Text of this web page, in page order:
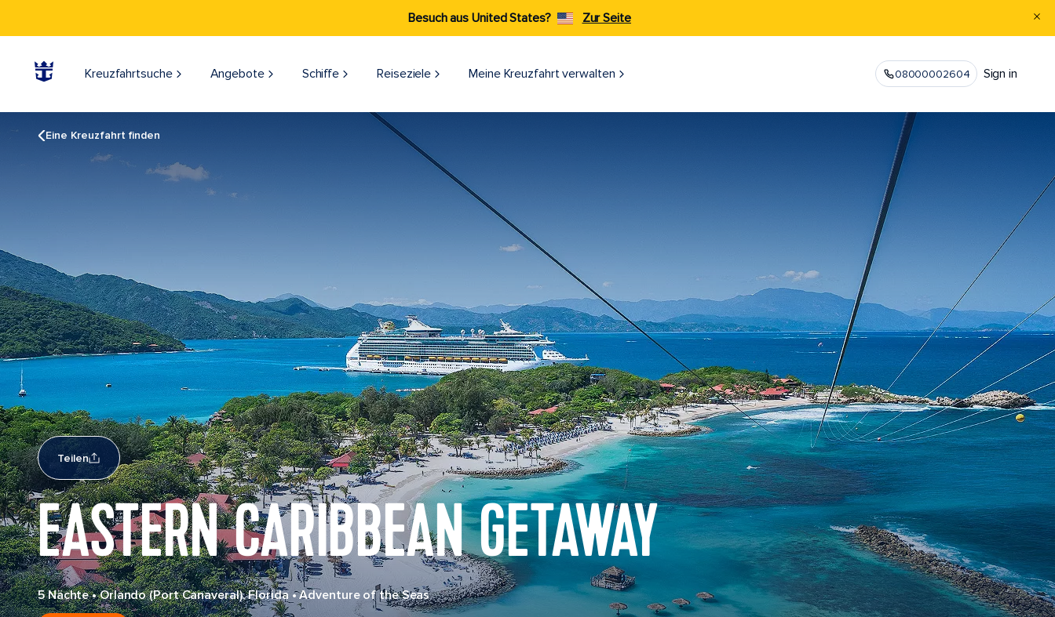
Besuch aus United States? Zur Seite
Kreuzfahrtsuche Angebote Schiffe Reiseziele​ Meine Kreuzfahrt verwalten 08000002604 Sign in
Eine Kreuzfahrt finden
Teilen
EASTERN CARIBBEAN GETAWAY
5 Nächte•Orlando (Port Canaveral), Florida•Adventure of the Seas